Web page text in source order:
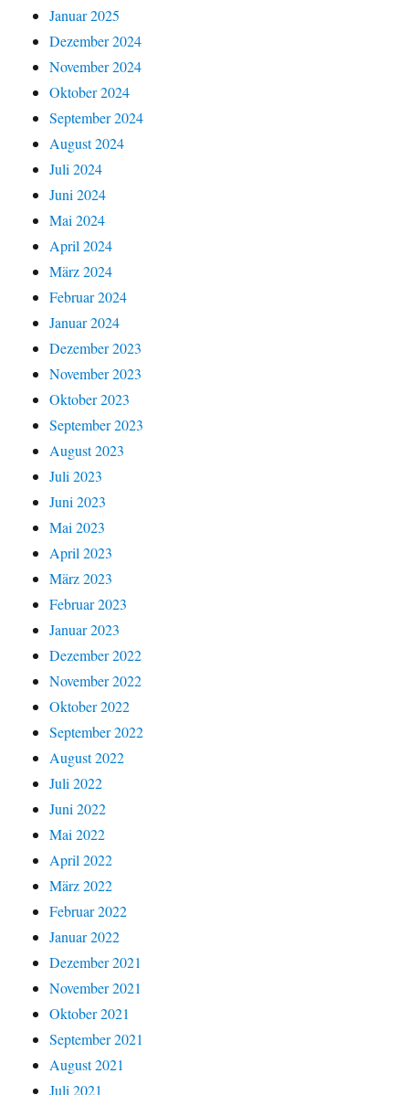
Januar 2025
Dezember 2024
November 2024
Oktober 2024
September 2024
August 2024
Juli 2024
Juni 2024
Mai 2024
April 2024
März 2024
Februar 2024
Januar 2024
Dezember 2023
November 2023
Oktober 2023
September 2023
August 2023
Juli 2023
Juni 2023
Mai 2023
April 2023
März 2023
Februar 2023
Januar 2023
Dezember 2022
November 2022
Oktober 2022
September 2022
August 2022
Juli 2022
Juni 2022
Mai 2022
April 2022
März 2022
Februar 2022
Januar 2022
Dezember 2021
November 2021
Oktober 2021
September 2021
August 2021
Juli 2021